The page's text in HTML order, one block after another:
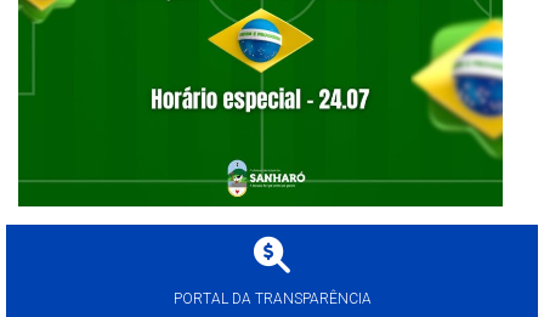
PORTAL DA TRANSPARÊNCIA